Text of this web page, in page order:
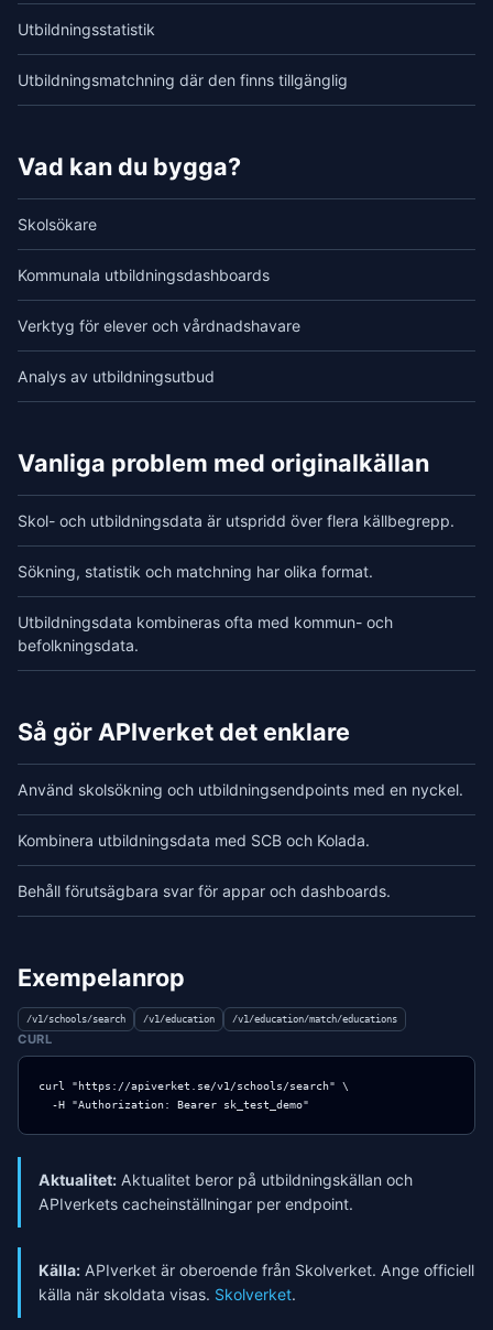
Utbildningsstatistik
Utbildningsmatchning där den finns tillgänglig
Vad kan du bygga?
Skolsökare
Kommunala utbildningsdashboards
Verktyg för elever och vårdnadshavare
Analys av utbildningsutbud
Vanliga problem med originalkällan
Skol- och utbildningsdata är utspridd över flera källbegrepp.
Sökning, statistik och matchning har olika format.
Utbildningsdata kombineras ofta med kommun- och
befolkningsdata.
Så gör APIverket det enklare
Använd skolsökning och utbildningsendpoints med en nyckel.
Kombinera utbildningsdata med SCB och Kolada.
Behåll förutsägbara svar för appar och dashboards.
Exempelanrop
/v1/schools/search /v1/education /v1/education/match/educations
CURL
curl "https://apiverket.se/v1/schools/search" \
  -H "Authorization: Bearer sk_test_demo"
Aktualitet: Aktualitet beror på utbildningskällan och
APIverkets cacheinställningar per endpoint.
Källa: APIverket är oberoende från Skolverket. Ange officiell
källa när skoldata visas. Skolverket.